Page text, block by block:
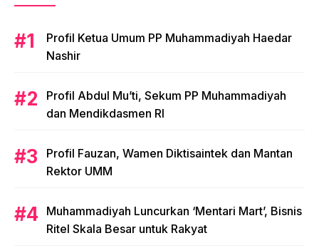
Profil Ketua Umum PP Muhammadiyah Haedar
Nashir
Profil Abdul Mu’ti, Sekum PP Muhammadiyah
dan Mendikdasmen RI
Profil Fauzan, Wamen Diktisaintek dan Mantan
Rektor UMM
Muhammadiyah Luncurkan ‘Mentari Mart’, Bisnis
Ritel Skala Besar untuk Rakyat